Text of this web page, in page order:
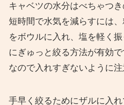
キャベツの水分はべちゃつき
短時間で水気を減らすには
をボウルに入れ、塩を軽く
にぎゅっと絞る方法が有効
なので入れすぎないように注
手早く絞るためにザルに入